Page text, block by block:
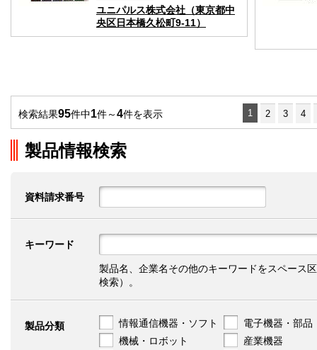
ユニパルス株式会社（東京都中
央区日本橋久松町9-11）
検索結果95件中1件～4件を表示 1 2 3 4
製品情報検索
資料請求番号
キーワード
製品名、企業名その他のキーワードをスペース
検索）。
製品分類 情報通信機器・ソフト
電子機器・部品
機械・ロボット
産業機器